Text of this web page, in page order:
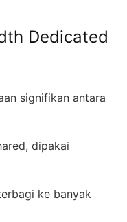
Dedicated
signifikan antara
dipakai
ke banyak